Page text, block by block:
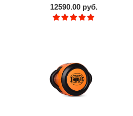
12590.00 руб.